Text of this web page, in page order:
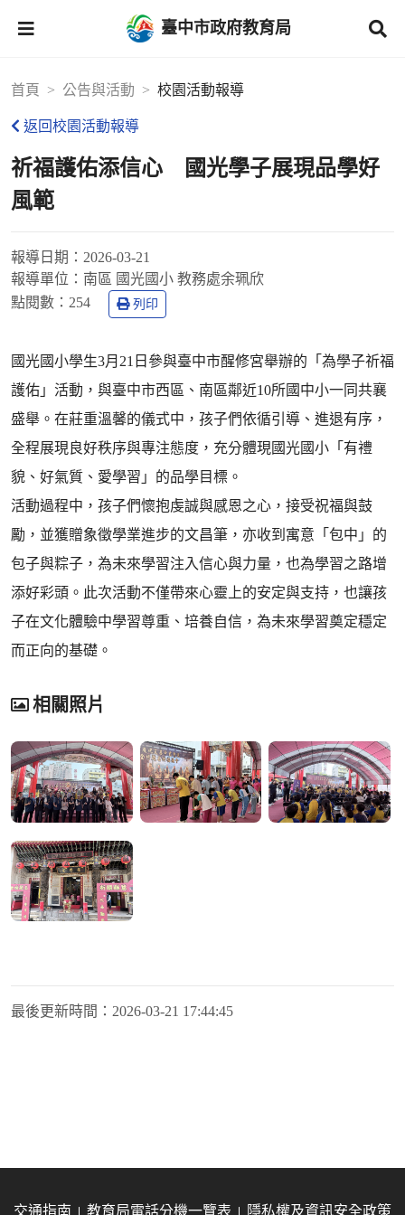
臺中市政府教育局
首頁 公告與活動 校園活動報導
返回校園活動報導
祈福護佑添信心 國光學子展現品學好
風範
報導日期： 2026-03-21
報導單位： 南區 國光國小 教務處余珮欣
點閱數： 254 列印
國光國小學生3月21日參與臺中市醒修宮舉辦的「為學子祈福
護佑」活動，與臺中市西區、南區鄰近10所國中小一同共襄
盛舉。在莊重溫馨的儀式中，孩子們依循引導、進退有序，
全程展現良好秩序與專注態度，充分體現國光國小「有禮
貌、好氣質、愛學習」的品學目標。
活動過程中，孩子們懷抱虔誠與感恩之心，接受祝福與鼓
勵，並獲贈象徵學業進步的文昌筆，亦收到寓意「包中」的
包子與粽子，為未來學習注入信心與力量，也為學習之路增
添好彩頭。此次活動不僅帶來心靈上的安定與支持，也讓孩
子在文化體驗中學習尊重、培養自信，為未來學習奠定穩定
而正向的基礎。
相關照片
最後更新時間： 2026-03-21 17:44:45
交通指南 教育局電話分機一覽表 隱私權及資訊安全政策